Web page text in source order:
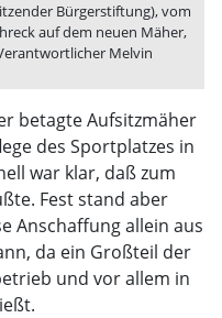
Bürgerstiftung), vom
auf dem neuen Mäher,
Melvin
betagte Aufsitzmäher
des Sportplatzes in
war klar, daß zum
Fest stand aber
Anschaffung allein aus
da ein Großteil der
und vor allem in